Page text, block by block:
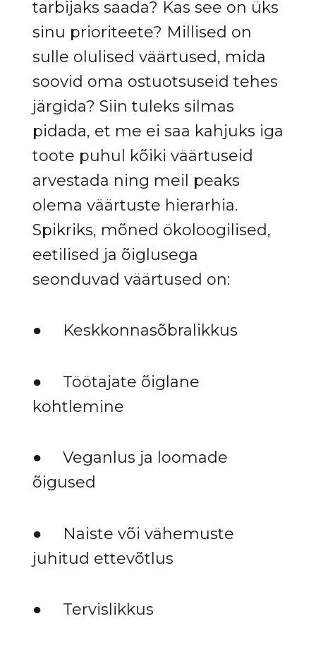
tarbijaks saada? Kas see on üks
sinu prioriteete? Millised on
sulle olulised väärtused, mida
soovid oma ostuotsuseid tehes
järgida? Siin tuleks silmas
pidada, et me ei saa kahjuks iga
toote puhul kõiki väärtuseid
arvestada ning meil peaks
olema väärtuste hierarhia.
Spikriks, mõned ökoloogilised,
eetilised ja õiglusega
seonduvad väärtused on:
● Keskkonnasõbralikkus
● Töötajate õiglane
kohtlemine
● Veganlus ja loomade
õigused
● Naiste või vähemuste
juhitud ettevõtlus
● Tervislikkus